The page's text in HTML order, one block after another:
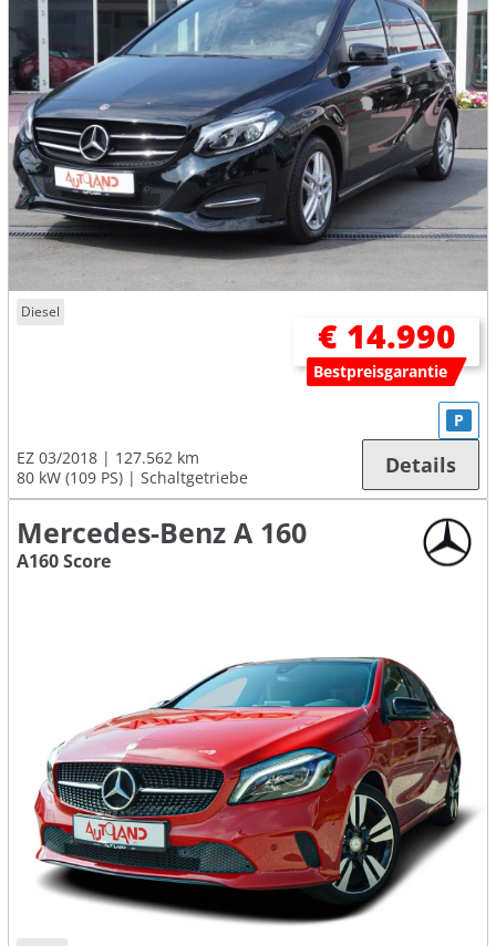
Diesel
€ 14.990
Bestpreisgarantie
EZ 03/2018
127.562 km
80 kW (109 PS)
Schaltgetriebe
P
Details
Mercedes-Benz A 160
A160 Score